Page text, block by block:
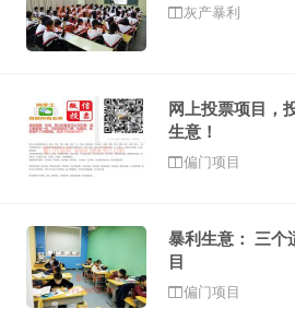
灰产暴利
网上投票项目，
生意！
偏门项目
暴利生意： 三个
目
偏门项目